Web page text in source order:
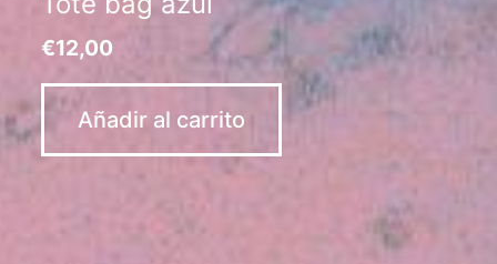
€12,00
Añadir al carrito